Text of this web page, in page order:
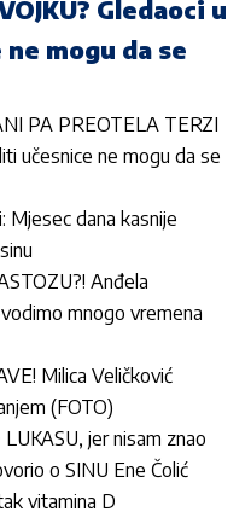
Gledaoci u
mogu da se
PA PREOTELA TERZI
učesnice ne mogu da se
Mjesec dana kasnije
Anđela
mnogo vremena
Milica Veličković
(FOTO)
jer nisam znao
o SINU Ene Čolić
vitamina D